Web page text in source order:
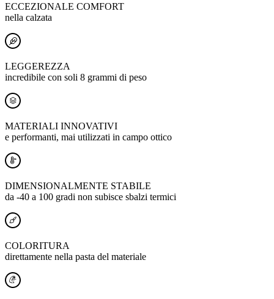
ECCEZIONALE COMFORT
nella calzata
LEGGEREZZA
incredibile con soli 8 grammi di peso
MATERIALI INNOVATIVI
e performanti, mai utilizzati in campo ottico
DIMENSIONALMENTE STABILE
da -40 a 100 gradi non subisce sbalzi termici
COLORITURA
direttamente nella pasta del materiale